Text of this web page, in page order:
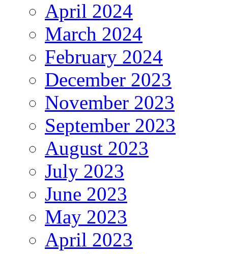
April 2024
March 2024
February 2024
December 2023
November 2023
September 2023
August 2023
July 2023
June 2023
May 2023
April 2023